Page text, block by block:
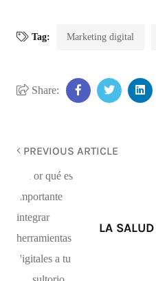
Tag: Marketing digital
Share:
PREVIOUS ARTICLE
LA